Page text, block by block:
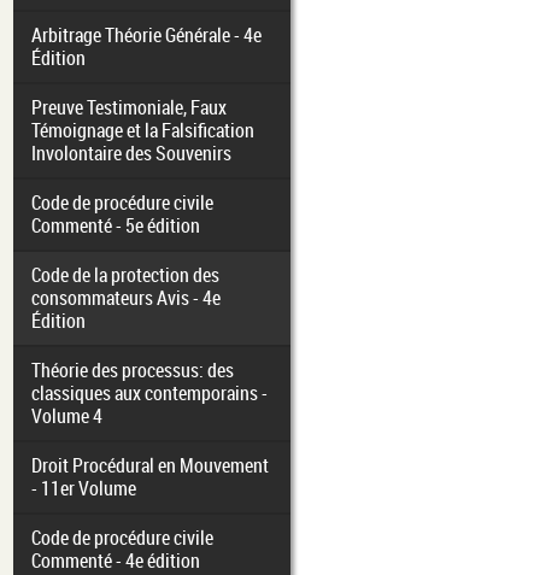
Arbitrage Théorie Générale - 4e
Édition
Preuve Testimoniale, Faux
Témoignage et la Falsification
Involontaire des Souvenirs
Code de procédure civile
Commenté - 5e édition
Code de la protection des
consommateurs Avis - 4e
Édition
Théorie des processus: des
classiques aux contemporains -
Volume 4
Droit Procédural en Mouvement
- 11er Volume
Code de procédure civile
Commenté - 4e édition